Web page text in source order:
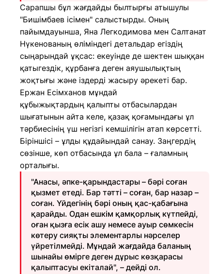
Сарапшы бұл жағдайды былтырғы атышулы
"Бишімбаев ісімен" салыстырды. Оның
пайымдауынша, Яна Легкодимова мен Салтанат
Нүкенованың өліміндегі детальдар егіздің
сыңарындай ұқсас: екеуінде де шектен шыққан
қатыгездік, құрбанға деген аяушылықтың
жоқтығы және іздерді жасыру әрекеті бар.
Ержан Есімханов мұндай
құбыжықтардың қалыпты отбасылардан
шығатынын айта келе, қазақ қоғамындағы ұл
тәрбиесінің үш негізгі кемшілігін атап көрсетті.
Біріншісі – ұлды құдайындай санау. Заңгердің
сөзінше, көп отбасында ұл бала – ғаламның
орталығы.
"Анасы, әпке-қарындастары – бәрі соған
қызмет етеді. Бар тәтті – соған, бар назар –
соған. Үйдегінің бәрі оның қас-қабағына
қарайды. Одан ешкім қамқорлық күтпейді,
оған қызға есік ашу немесе ауыр сөмкесін
көтеру сияқты элементарлы нәрселер
үйретілмейді. Мұндай жағдайда баланың
шынайы өмірге деген дұрыс көзқарасы
қалыптасуы екіталай", – дейді ол.